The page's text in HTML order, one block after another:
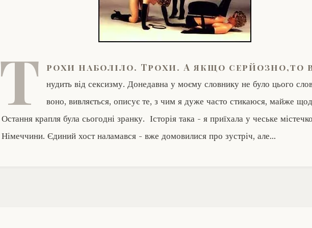
Т рохи наболіло. Трохи. А якщо серйозно,то
нудить від сексизму. Донедавна у моєму словнику не було цього
воно, вивляється, описує те, з чим я дуже часто стикаюся, майже
Остання крапля була сьогодні зранку. Історія така - я приїхала у чеське
Німеччини. Єдиний хост наламався - вже домовилися про зустріч, але…